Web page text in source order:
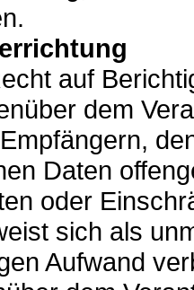
auf
dem
Daten
oder
sich als
Aufwand